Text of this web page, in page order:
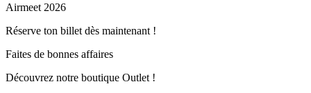
Airmeet 2026
Réserve ton billet dès maintenant !
Faites de bonnes affaires
Découvrez notre boutique Outlet !